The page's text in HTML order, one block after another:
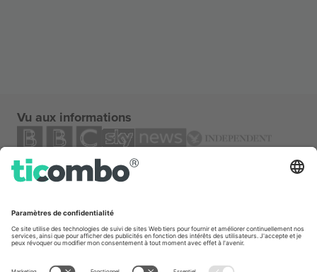
Vu aux informations